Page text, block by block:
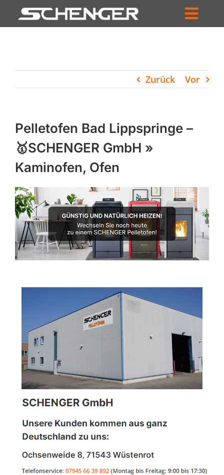
Inhalt
HÄNDLERSUCHE
UNTERNEHMEN
PROFIL
WARENKORB
PRODUCTS
SEARCH
Zurück Vor
Pelletofen Bad Lippspringe –
🥇SCHENGER GmbH »
Kaminofen, Ofen